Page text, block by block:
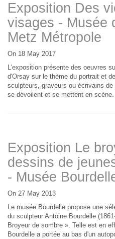
Exposition Des
visages - Musée
Metz Métropole
On 18 May 2017
L'exposition présente des oeuvres
d'Orsay sur le thème du portrait et
sculpteurs, graveurs ou écrivains
se dévoilent et se mettent en scène.
Exposition Le
dessins de
- Musée
On 27 May 2013
Le musée Bourdelle propose une
du sculpteur Antoine Bourdelle
Broyeur de sombre ». Telle est en
Bourdelle a portée au bas d'un